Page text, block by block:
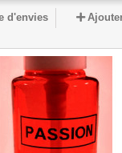
d'envies